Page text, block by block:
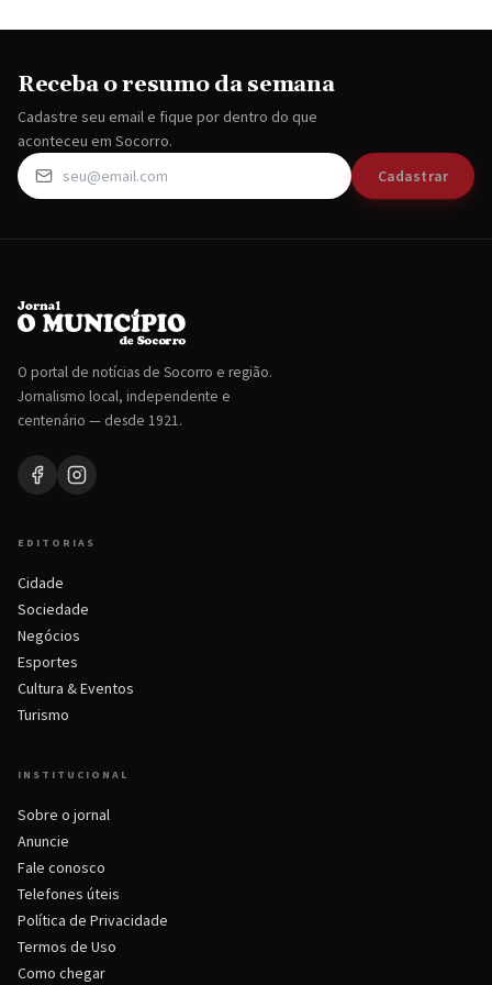
Receba o resumo da semana
Cadastre seu email e fique por dentro do que
aconteceu em Socorro.
Cadastrar
O portal de notícias de Socorro e região.
Jornalismo local, independente e
centenário — desde 1921.
EDITORIAS
Cidade
Sociedade
Negócios
Esportes
Cultura & Eventos
Turismo
INSTITUCIONAL
Sobre o jornal
Anuncie
Fale conosco
Telefones úteis
Política de Privacidade
Termos de Uso
Como chegar